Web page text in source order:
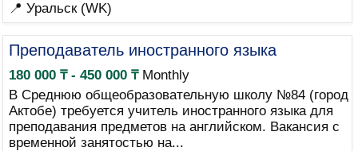
📍 Уральск (WK)
Преподаватель иностранного языка
180 000 ₸ - 450 000 ₸Monthly
В Среднюю общеобразовательную школу №84 (город
Актобе) требуется учитель иностранного языка для
преподавания предметов на английском. Вакансия с
временной занятостью на...